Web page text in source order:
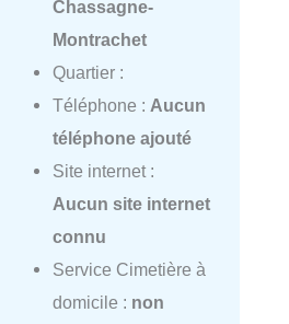
Chassagne-
Montrachet
Quartier :
Téléphone : Aucun
téléphone ajouté
Site internet :
Aucun site internet
connu
Service Cimetière à
domicile : non